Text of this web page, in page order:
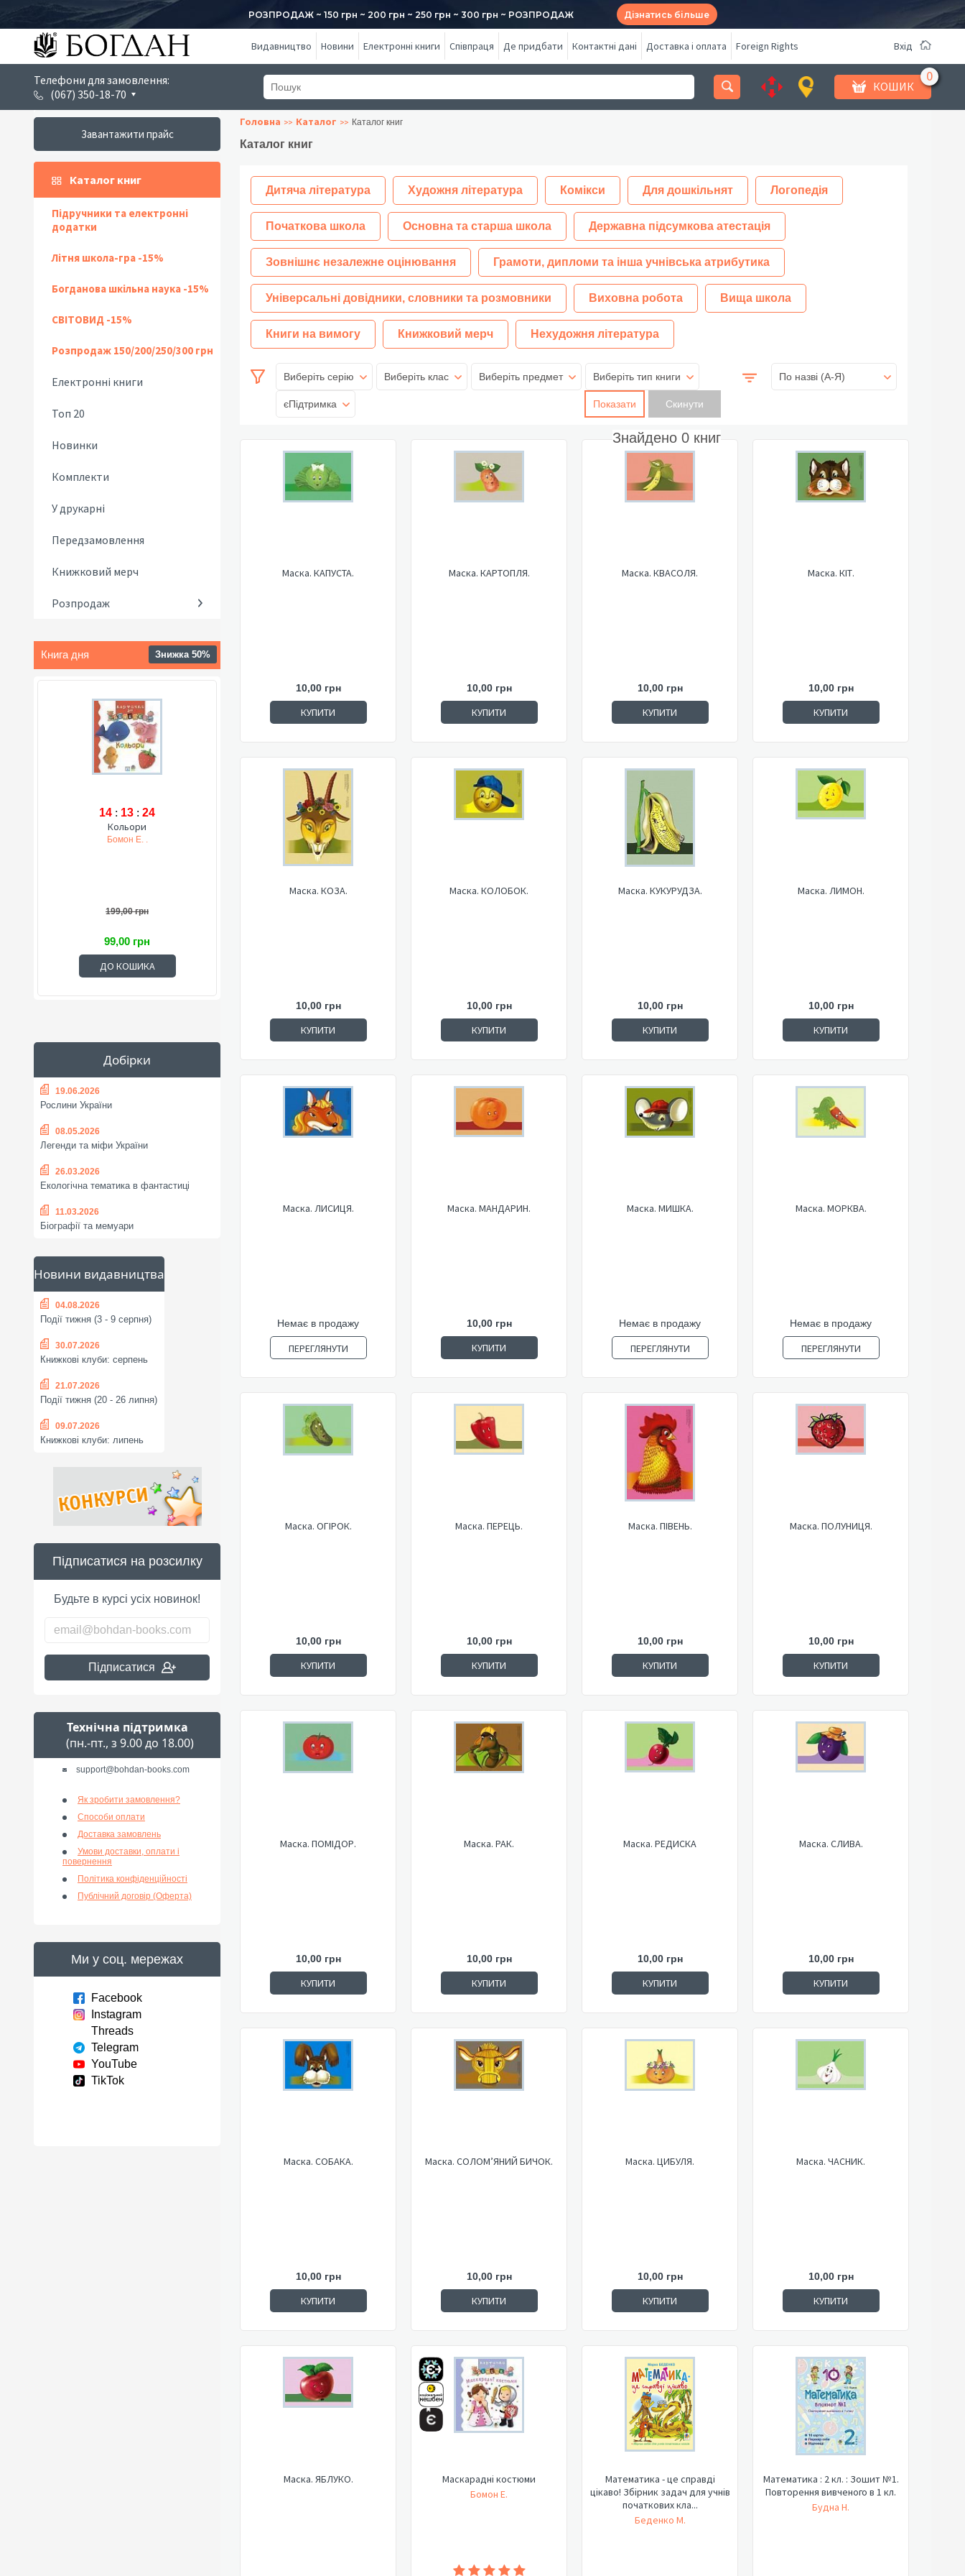
РОЗПРОДАЖ ~ 150 грн ~ 200 грн ~ 250 грн ~ 300 грн ~ РОЗПРОДАЖ Дізнатись більше
Видавництво Новини Електронні книги Співпраця Де придбати Контактні дані Доставка і оплата Foreign Rights Вхід
Телефони для замовлення:
(067) 350-18-70
КОШИК
Завантажити прайс
Каталог книг
Підручники та електронні
додатки
Літня школа-гра -15%
Богданова шкільна наука -15%
СВІТОВИД -15%
Розпродаж 150/200/250/300 грн
Електронні книги
Топ 20
Новинки
Комплекти
У друкарні
Передзамовлення
Книжковий мерч
Розпродаж
Книга дня Знижка 50%
14 : 13 : 23
Кольори
Бомон Е. .
199,00 грн
99,00 грн
ДО КОШИКА
Добірки
19.06.2026
Рослини України
08.05.2026
Легенди та міфи України
26.03.2026
Екологічна тематика в фантастиці
11.03.2026
Біографії та мемуари
Новини видавництва
04.08.2026
Події тижня (3 - 9 серпня)
30.07.2026
Книжкові клуби: серпень
21.07.2026
Події тижня (20 - 26 липня)
09.07.2026
Книжкові клуби: липень
Підписатися на розсилку
Будьте в курсі усіх новинок!
Підписатися
Технічна підтримка
(пн.-пт., з 9.00 до 18.00)
support@bohdan-books.com
Як зробити замовлення?
Способи оплати
Доставка замовлень
Умови доставки, оплати і
повернення
Політика конфіденційності
Публічний договір (Оферта)
Ми у соц. мережах
Facebook
Instagram
Threads
Telegram
YouTube
TikTok
Головна Каталог Каталог книг
Каталог книг
Дитяча література Художня література Комікси Для дошкільнят Логопедія
Початкова школа Основна та старша школа Державна підсумкова атестація
Зовнішнє незалежне оцінювання Грамоти, дипломи та інша учнівська атрибутика
Універсальні довідники, словники та розмовники Виховна робота Вища школа
Книги на вимогу Книжковий мерч Нехудожня література
Виберіть серію Виберіть клас Виберіть предмет Виберіть тип книги
єПідтримка Показати
Знайдено 0 книг
По назві (A-Я)
Маска. КАПУСТА.
10,00 грн
КУПИТИ
Маска. КАРТОПЛЯ.
10,00 грн
КУПИТИ
Маска. КВАСОЛЯ.
10,00 грн
КУПИТИ
Маска. КІТ.
10,00 грн
КУПИТИ
Маска. КОЗА.
10,00 грн
КУПИТИ
Маска. КОЛОБОК.
10,00 грн
КУПИТИ
Маска. КУКУРУДЗА.
10,00 грн
КУПИТИ
Маска. ЛИМОН.
10,00 грн
КУПИТИ
Маска. ЛИСИЦЯ.
Немає в продажу
ПЕРЕГЛЯНУТИ
Маска. МАНДАРИН.
10,00 грн
КУПИТИ
Маска. МИШКА.
Немає в продажу
ПЕРЕГЛЯНУТИ
Маска. МОРКВА.
Немає в продажу
ПЕРЕГЛЯНУТИ
Маска. ОГІРОК.
10,00 грн
КУПИТИ
Маска. ПЕРЕЦЬ.
10,00 грн
КУПИТИ
Маска. ПІВЕНЬ.
10,00 грн
КУПИТИ
Маска. ПОЛУНИЦЯ.
10,00 грн
КУПИТИ
Маска. ПОМІДОР.
10,00 грн
КУПИТИ
Маска. РАК.
10,00 грн
КУПИТИ
Маска. РЕДИСКА
10,00 грн
КУПИТИ
Маска. СЛИВА.
10,00 грн
КУПИТИ
Маска. СОБАКА.
10,00 грн
КУПИТИ
Маска. СОЛОМ’ЯНИЙ БИЧОК.
10,00 грн
КУПИТИ
Маска. ЦИБУЛЯ.
10,00 грн
КУПИТИ
Маска. ЧАСНИК.
10,00 грн
КУПИТИ
Маска. ЯБЛУКО.
Маскарадні костюми
Бомон Е.
Математика - це справді
цікаво! Збірник задач для учнів
початкових кла...
Беденко М.
Математика : 2 кл. : Зошит №1.
Повторення вивченого в 1 кл.
Будна Н.